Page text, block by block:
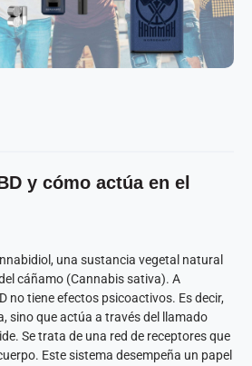
y cómo actúa en el
una sustancia vegetal natural
cáñamo (Cannabis sativa). A
no tiene efectos psicoactivos. Es decir,
sino que actúa a través del llamado
Se trata de una red de receptores que
Este sistema desempeña un papel